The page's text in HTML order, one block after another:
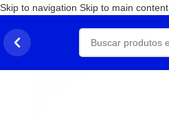
Skip to navigation Skip to main content